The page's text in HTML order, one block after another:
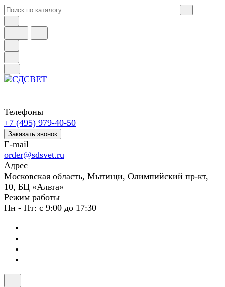
Телефоны
+7 (495) 979-40-50
Заказать звонок
E-mail
order@sdsvet.ru
Адрес
Московская область, Мытищи, Олимпийский пр-кт,
10, БЦ «Альта»
Режим работы
Пн - Пт: с 9:00 до 17:30